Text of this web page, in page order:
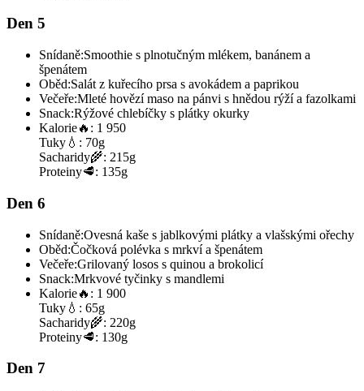
Den 5
Snídaně:Smoothie s plnotučným mlékem, banánem a
špenátem
Oběd:Salát z kuřecího prsa s avokádem a paprikou
Večeře:Mleté hovězí maso na pánvi s hnědou rýží a fazolkami
Snack:Rýžové chlebíčky s plátky okurky
Kalorie🔥: 1 950
Tuky 💧: 70g
Sacharidy🌾: 215g
Proteiny🥩: 135g
Den 6
Snídaně:Ovesná kaše s jablkovými plátky a vlašskými ořechy
Oběd:Čočková polévka s mrkví a špenátem
Večeře:Grilovaný losos s quinou a brokolicí
Snack:Mrkvové tyčinky s mandlemi
Kalorie🔥: 1 900
Tuky 💧: 65g
Sacharidy🌾: 220g
Proteiny🥩: 130g
Den 7